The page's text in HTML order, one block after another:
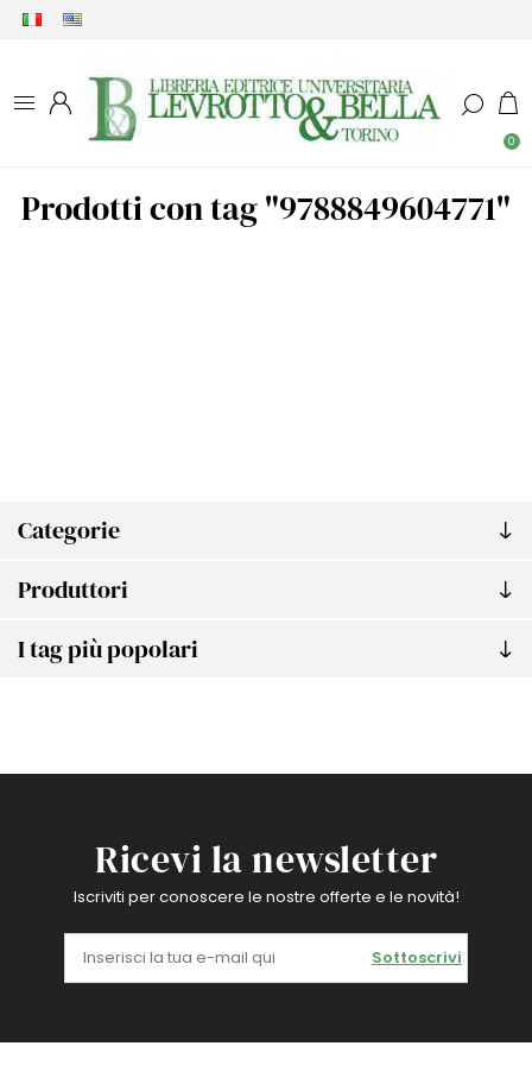
0
Categorie
Produttori
I tag più popolari
Prodotti con tag "9788849604771"
Ricevi la newsletter
Iscriviti per conoscere le nostre offerte e le novità!
Sottoscrivi